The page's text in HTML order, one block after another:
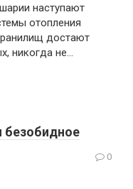
наступают
отопления
достают
никогда не…
безобидноe
0